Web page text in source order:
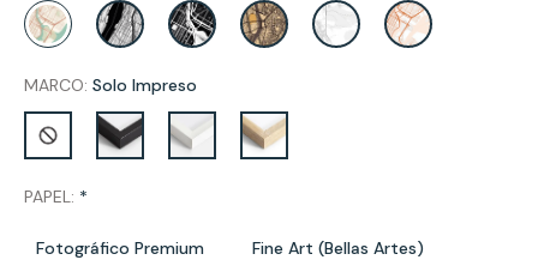
MARCO: Solo Impreso
PAPEL: *
Fotográfico Premium Fine Art (Bellas Artes)